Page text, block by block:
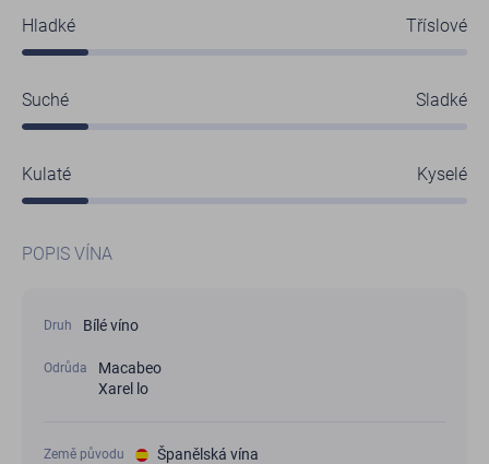
Hladké Tříslové
Suché Sladké
Kulaté Kyselé
POPIS VÍNA
Druh Bílé víno
Odrůda
Macabeo
Xarel lo
Země původu Španělská vína